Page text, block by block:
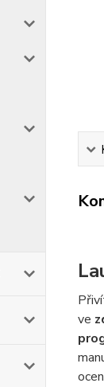
ve